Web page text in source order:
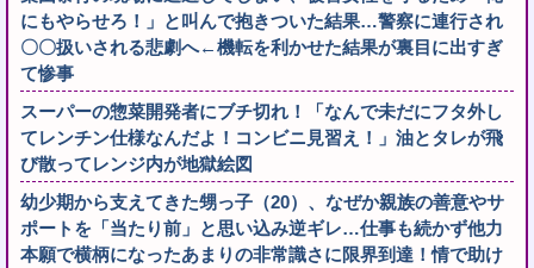
にもやらせろ！」と叫んで抱きついた結果…警察に連行され
〇〇扱いされる悲劇へ←機転を利かせた結果が裏目に出すぎ
て惨事
スーパーの惣菜開発者にブチ切れ！「なんで未だにフタ外し
てレンチン仕様なんだよ！コンビニ見習え！」油とタレが飛
び散ってレンジ内が地獄絵図
幼少期から支えてきた甥っ子（20）、なぜか親族の善意やサ
ポートを「当たり前」と思い込み逆ギレ…仕事も続かず他力
本願で横柄になったあまりの非常識さに限界到達！情で助け